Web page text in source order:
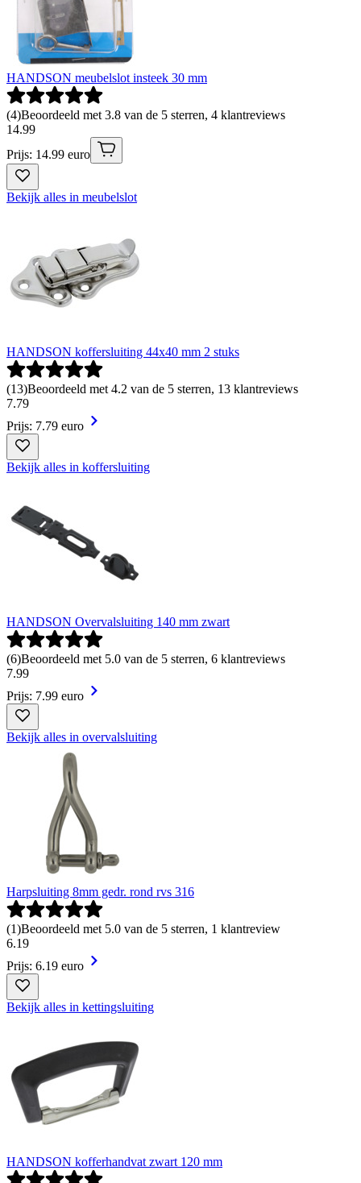
HANDSON meubelslot insteek 30 mm
(4)Beoordeeld met 3.8 van de 5 sterren, 4 klantreviews
14.99
Prijs: 14.99 euro
Bekijk alles in meubelslot
HANDSON koffersluiting 44x40 mm 2 stuks
(13)Beoordeeld met 4.2 van de 5 sterren, 13 klantreviews
7.79
Prijs: 7.79 euro
Bekijk alles in koffersluiting
HANDSON Overvalsluiting 140 mm zwart
(6)Beoordeeld met 5.0 van de 5 sterren, 6 klantreviews
7.99
Prijs: 7.99 euro
Bekijk alles in overvalsluiting
Harpsluiting 8mm gedr. rond rvs 316
(1)Beoordeeld met 5.0 van de 5 sterren, 1 klantreview
6.19
Prijs: 6.19 euro
Bekijk alles in kettingsluiting
HANDSON kofferhandvat zwart 120 mm